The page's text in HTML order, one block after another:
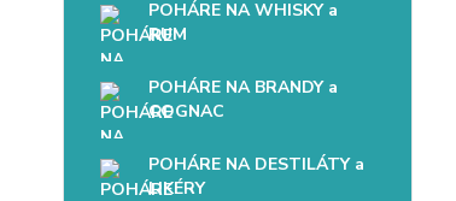
POHÁRE NA WHISKY a
RUM
POHÁRE NA BRANDY a
COGNAC
POHÁRE NA DESTILÁTY a
LIKÉRY